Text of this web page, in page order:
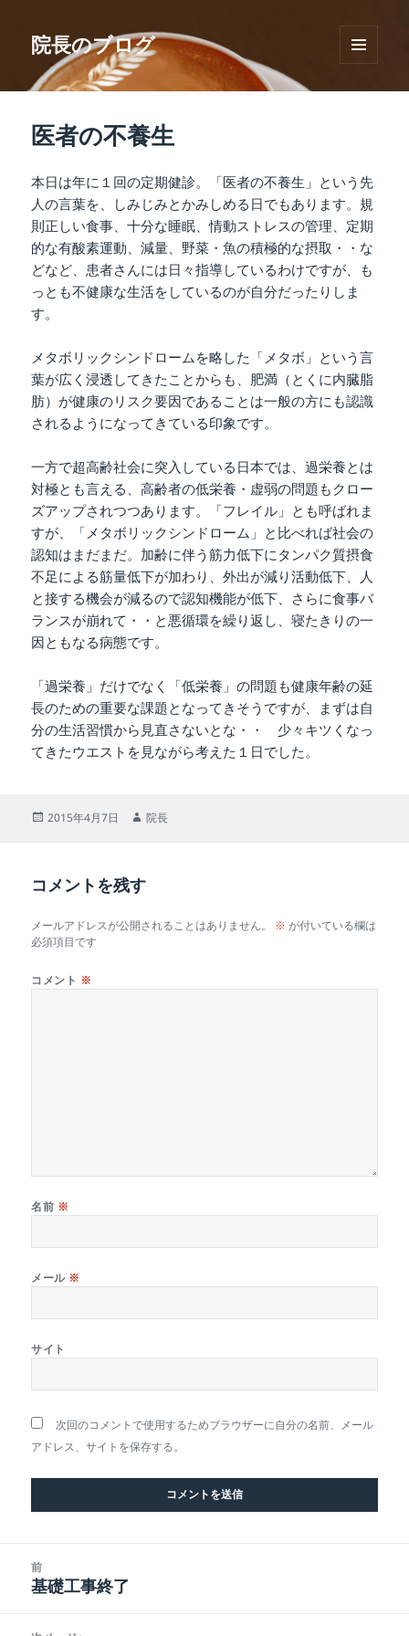
院長のブログ
ーとウ
医者の不養生
本日は年に１回の定期健診。「医者の不養生」という先
人の言葉を、しみじみとかみしめる日でもあります。規
則正しい食事、十分な睡眠、情動ストレスの管理、定期
的な有酸素運動、減量、野菜・魚の積極的な摂取・・な
どなど、患者さんには日々指導しているわけですが、も
っとも不健康な生活をしているのが自分だったりしま
す。
メタボリックシンドロームを略した「メタボ」という言
葉が広く浸透してきたことからも、肥満（とくに内臓脂
肪）が健康のリスク要因であることは一般の方にも認識
されるようになってきている印象です。
一方で超高齢社会に突入している日本では、過栄養とは
対極とも言える、高齢者の低栄養・虚弱の問題もクロー
ズアップされつつあります。「フレイル」とも呼ばれま
すが、「メタボリックシンドローム」と比べれば社会の
認知はまだまだ。加齢に伴う筋力低下にタンパク質摂食
不足による筋量低下が加わり、外出が減り活動低下、人
と接する機会が減るので認知機能が低下、さらに食事バ
ランスが崩れて・・と悪循環を繰り返し、寝たきりの一
因ともなる病態です。
「過栄養」だけでなく「低栄養」の問題も健康年齢の延
長のための重要な課題となってきそうですが、まずは自
分の生活習慣から見直さないとな・・ 少々キツくなっ
てきたウエストを見ながら考えた１日でした。
投
2015年4月7日
作
院長
コメントを残す
メールアドレスが公開されることはありません。 ※ が付いている欄は
必須項目です
コメント ※
名前 ※
メール ※
サイト
次回のコメントで使用するためブラウザーに自分の名前、メール
アドレス、サイトを保存する。
前
前
投
基礎工事終了